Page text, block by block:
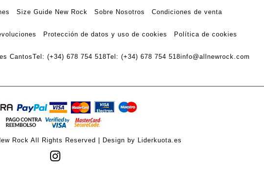
Size Guide New Rock Sobre Nosotros Condiciones de venta
Protección de datos y uso de cookies Política de cookies
CantosTel: (+34) 678 754 518Tel: (+34) 678 754 518info@allnewrock.com
Rock All Rights Reserved | Design by Liderkuota.es